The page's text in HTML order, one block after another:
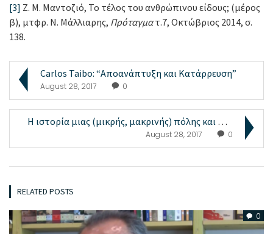
[3] Ζ. Μ. Μαντοζιό, Το τέλος του ανθρώπινου είδους; (μέρος
β), μτφρ. Ν. Μάλλιαρης, Πρόταγματ.7, Οκτώβριος 2014, σ.
138.
Carlos Taibo: “Αποανάπτυξη και Κατάρρευση”
August 28, 2017 0
Η ιστορία μιας (μικρής, μακρινής) πόλης και μιας (...
August 28, 2017 0
RELATED POSTS
0